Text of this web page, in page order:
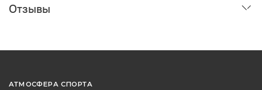
Отзывы
АТМОСФЕРА СПОРТА